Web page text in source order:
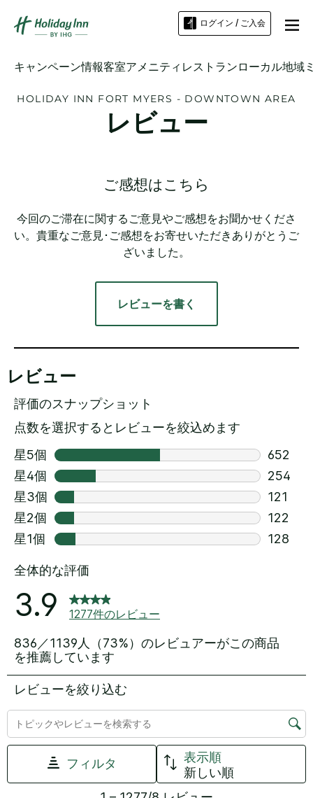
ログイン / ご入会
キャンペーン情報客室アメニティ レストラン ローカル地域
HOLIDAY INN FORT MYERS - DOWNTOWN AREA
レビュー
ご感想はこちら
今回のご滞在に関するご意見やご感想をお聞かせくださ
い。貴重なご意見･ご感想をお寄せいただきありがとうご
ざいました。
レビューを書く